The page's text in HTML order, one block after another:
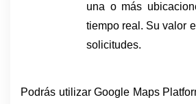
una o más
tiempo real. Su valor
solicitudes.
Podrás utilizar Google Maps